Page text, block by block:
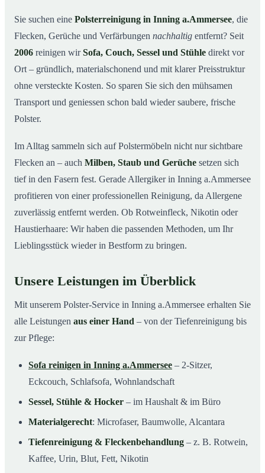
03So arbeiten wir
04Warum Mr. Cleaner in Inning a.Ammersee?
05Polsterreinigung in Inning a.Ammersee und Umgebung
Verwandte Leistungen (für mehr Sauberkeit im
Verbund)
09So läuft eine professionelle Polsterreinigung in Inning
a.Ammersee ab
Sie suchen eine Polsterreinigung in Inning a.Ammersee, die
Flecken, Gerüche und Verfärbungen nachhaltig entfernt? Seit
2006 reinigen wirSofa, Couch, Sessel und Stühle direkt vor
Ort – gründlich, materialschonend und mit klarer Preisstruktur
ohne versteckte Kosten. So sparen Sie sich den mühsamen
Transport und geniessen schon bald wieder saubere, frische
Polster.
Im Alltag sammeln sich auf Polstermöbeln nicht nur sichtbare
Flecken an – auch Milben, Staub und Gerüche setzen sich
tief in den Fasern fest. Gerade Allergiker in Inning a.Ammersee
profitieren von einer professionellen Reinigung, da Allergene
zuverlässig entfernt werden. Ob Rotweinfleck, Nikotin oder
Haustierhaare: Wir haben die passenden Methoden, um Ihr
Lieblingsstück wieder in Bestform zu bringen.
Unsere Leistungen im Überblick
Mit unserem Polster-Service in Inning a.Ammersee erhalten Sie
alle Leistungen aus einer Hand – von der Tiefenreinigung bis
zur Pflege:
Sofa reinigen in Inning a.Ammersee – 2-Sitzer,
Eckcouch, Schlafsofa, Wohnlandschaft
Sessel, Stühle & Hocker – im Haushalt & im Büro
Materialgerecht: Microfaser, Baumwolle, Alcantara
Tiefenreinigung & Fleckenbehandlung – z. B. Rotwein,
Kaffee, Urin, Blut, Fett, Nikotin